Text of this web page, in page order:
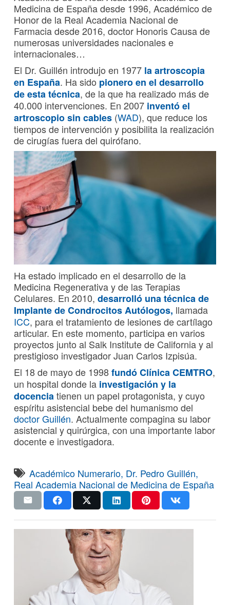
Medicina de España desde 1996, Académico de
Honor de la Real Academia Nacional de
Farmacia desde 2016, doctor Honoris Causa de
numerosas universidades nacionales e
internacionales…
El Dr. Guillén introdujo en 1977 la artroscopia
en España. Ha sido pionero en el desarrollo
de esta técnica, de la que ha realizado más de
40.000 intervenciones. En 2007 inventó el
artroscopio sin cables (WAD), que reduce los
tiempos de intervención y posibilita la realización
de cirugías fuera del quirófano.
Ha estado implicado en el desarrollo de la
Medicina Regenerativa y de las Terapias
Celulares. En 2010, desarrolló una técnica de
Implante de Condrocitos Autólogos, llamada
ICC, para el tratamiento de lesiones de cartílago
articular. En este momento, participa en varios
proyectos junto al Salk Institute de California y al
prestigioso investigador Juan Carlos Izpisúa.
El 18 de mayo de 1998fundóClínica CEMTRO,
un hospital donde la investigación y la
docenciatienen un papel protagonista, y cuyo
espíritu asistencial bebe del humanismo del
doctor Guillén. Actualmente compagina su labor
asistencial y quirúrgica, con una importante labor
docente e investigadora.
Académico Numerario, Dr. Pedro Guillén,
Real Academia Nacional de Medicina de España